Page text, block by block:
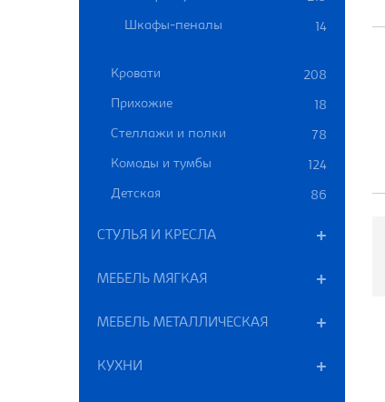
Шкафы-пеналы 14
Кровати 208
Прихожие 18
Стеллажи и полки 78
Комоды и тумбы 124
Детская 86
СТУЛЬЯ И КРЕСЛА
МЕБЕЛЬ МЯГКАЯ
МЕБЕЛЬ МЕТАЛЛИЧЕСКАЯ
КУХНИ